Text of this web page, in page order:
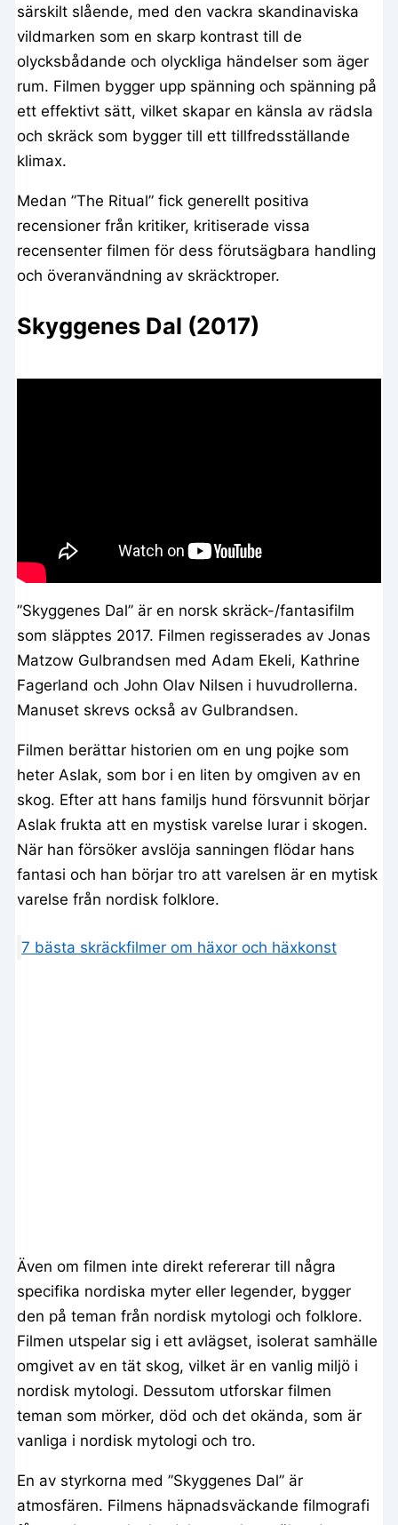
särskilt slående, med den vackra skandinaviska
vildmarken som en skarp kontrast till de
olycksbådande och olyckliga händelser som äger
rum. Filmen bygger upp spänning och spänning på
ett effektivt sätt, vilket skapar en känsla av rädsla
och skräck som bygger till ett tillfredsställande
klimax.
Medan ”The Ritual” fick generellt positiva
recensioner från kritiker, kritiserade vissa
recensenter filmen för dess förutsägbara handling
och överanvändning av skräcktroper.
Skyggenes Dal (2017)
”Skyggenes Dal” är en norsk skräck-/fantasifilm
som släpptes 2017. Filmen regisserades av Jonas
Matzow Gulbrandsen med Adam Ekeli, Kathrine
Fagerland och John Olav Nilsen i huvudrollerna.
Manuset skrevs också av Gulbrandsen.
Filmen berättar historien om en ung pojke som
heter Aslak, som bor i en liten by omgiven av en
skog. Efter att hans familjs hund försvunnit börjar
Aslak frukta att en mystisk varelse lurar i skogen.
När han försöker avslöja sanningen flödar hans
fantasi och han börjar tro att varelsen är en mytisk
varelse från nordisk folklore.
7 bästa skräckfilmer om häxor och häxkonst
Även om filmen inte direkt refererar till några
specifika nordiska myter eller legender, bygger
den på teman från nordisk mytologi och folklore.
Filmen utspelar sig i ett avlägset, isolerat samhälle
omgivet av en tät skog, vilket är en vanlig miljö i
nordisk mytologi. Dessutom utforskar filmen
teman som mörker, död och det okända, som är
vanliga i nordisk mytologi och tro.
En av styrkorna med ”Skyggenes Dal” är
atmosfären. Filmens häpnadsväckande filmografi